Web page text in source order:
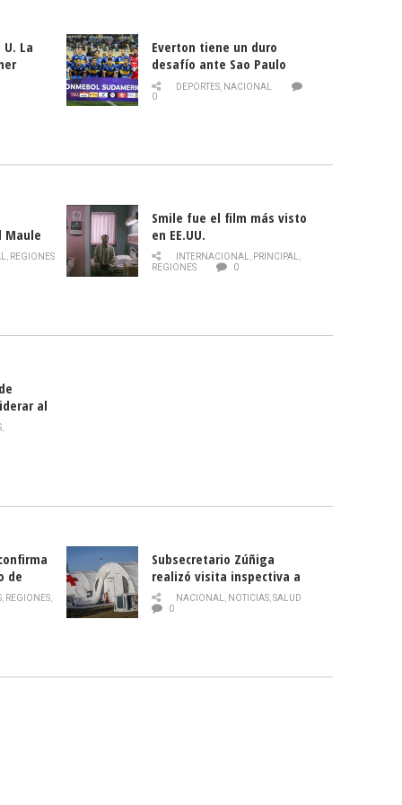
La
Everton tiene un duro
desafío ante Sao Paulo
DEPORTES, NACIONAL
0
Maule
de la
, REGIONES
Smile fue el film más visto
en EE.UU.
INTERNACIONAL, PRINCIPAL,
REGIONES
0
al
,
de
, REGIONES,
Subsecretario Zúñiga
realizó visita inspectiva a
Hospital Modular Sótero del
Río
NACIONAL, NOTICIAS,SALUD
0